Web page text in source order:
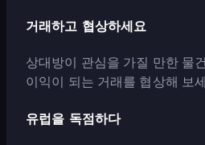
거래하고 협상하세요
상대방이 관심을 가질 만한 물
이익이 되는 거래를 협상해 보
유럽을 독점하다